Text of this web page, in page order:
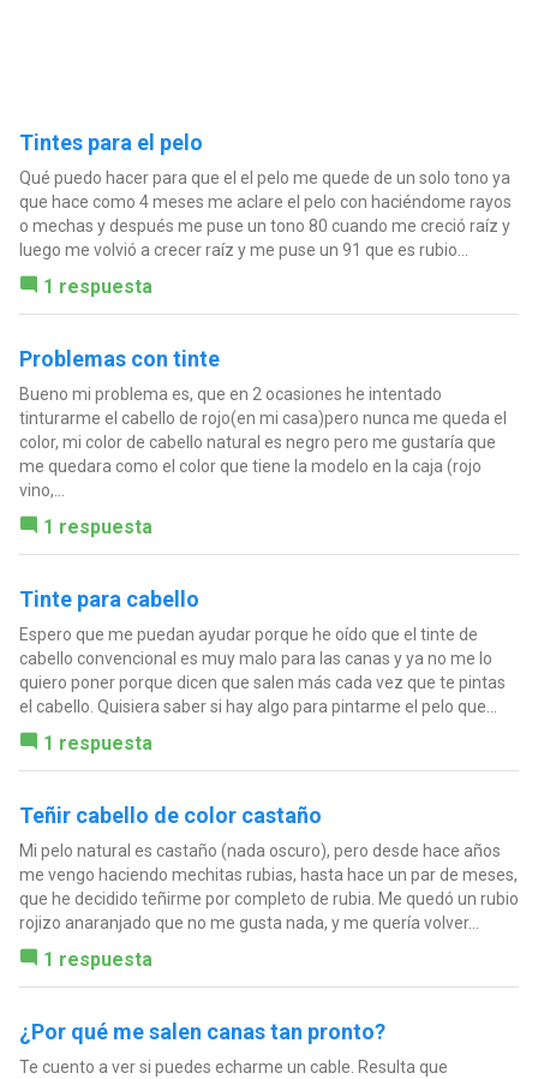
Tintes para el pelo
Qué puedo hacer para que el el pelo me quede de un solo tono ya
que hace como 4 meses me aclare el pelo con haciéndome rayos
o mechas y después me puse un tono 80 cuando me creció raíz y
luego me volvió a crecer raíz y me puse un 91 que es rubio...
1 respuesta
Problemas con tinte
Bueno mi problema es, que en 2 ocasiones he intentado
tinturarme el cabello de rojo(en mi casa)pero nunca me queda el
color, mi color de cabello natural es negro pero me gustaría que
me quedara como el color que tiene la modelo en la caja (rojo
vino,...
1 respuesta
Tinte para cabello
Espero que me puedan ayudar porque he oído que el tinte de
cabello convencional es muy malo para las canas y ya no me lo
quiero poner porque dicen que salen más cada vez que te pintas
el cabello. Quisiera saber si hay algo para pintarme el pelo que...
1 respuesta
Teñir cabello de color castaño
Mi pelo natural es castaño (nada oscuro), pero desde hace años
me vengo haciendo mechitas rubias, hasta hace un par de meses,
que he decidido teñirme por completo de rubia. Me quedó un rubio
rojizo anaranjado que no me gusta nada, y me quería volver...
1 respuesta
¿Por qué me salen canas tan pronto?
Te cuento a ver si puedes echarme un cable. Resulta que